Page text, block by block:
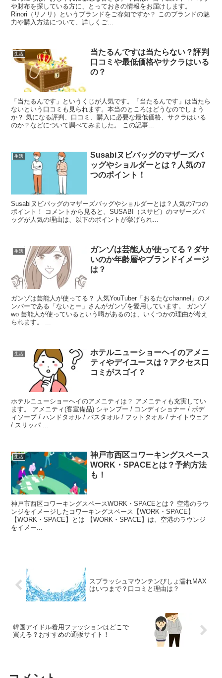
や財布を探している方に、とっておきの情報をお届けします。
Rinori（リノリ）というブランドをご存知ですか？ このブランドの魅
力や購入方法について、詳しくご...
生活
当たるんですは当たらない？評判
口コミや最低価格やサクラはいる
の？
「当たるんです」というくじが人気です。「当たるんです」は当たら
ないという口コミも見られます。本当のところはどうなのでしょう
か？ 気になる評判、口コミ、購入に必要な最低価格、サクラはいる
のか？などについて調べてみました。 この記事...
生活
Susabiヌビバッグのマザーズバ
ッグやショルダーとは？人気の7
つのポイント！
Susabiヌビバッグのマザーズバッグやショルダーとは？人気の7つの
ポイント！ コメントから見ると、SUSABI（スサビ）のマザーズバ
ッグが人気の理由は、以下のポイントが挙げられ...
生活
ガンゾは芸能人が使ってる？ダサ
いのか年齢層やブランドイメージ
は？
ガンゾは芸能人が使ってる？ 人気YouTuber「おるたなchannel」のメ
ンバーである「ないとー」さんがガンゾを愛用しています。 ガンゾ
wo 芸能人が使っているという噂があるのは、いくつかの理由が考え
られます。 ...
生活
ホテルニューショーヘイのアメニ
ティやデイユースは？アクセス口
コミがスゴイ？
ホテルニューショーヘイのアメニティは？ アメニティも充実してい
ます。 アメニティ(客室備品) シャンプー / コンディショナー / ボデ
ィソープ / ハンドタオル / バスタオル / フットタオル / ナイトウェア
/ スリッパ ...
生活
神戸市西区コワーキングスペース
WORK・SPACEとは？予約方法
も！
神戸市西区コワーキングスペースWORK・SPACEとは？ 空港のラウ
ンジをイメージしたコワーキングスペース【WORK・SPACE】
【WORK・SPACE】とは 【WORK・SPACE】は、空港のラウンジ
をイメー...
スプラッシュマウンテンびしょ濡れMAX
はいつまで？口コミと理由は？
韓国アイドル着用ファッションはどこで
買える？おすすめの通販サイト！